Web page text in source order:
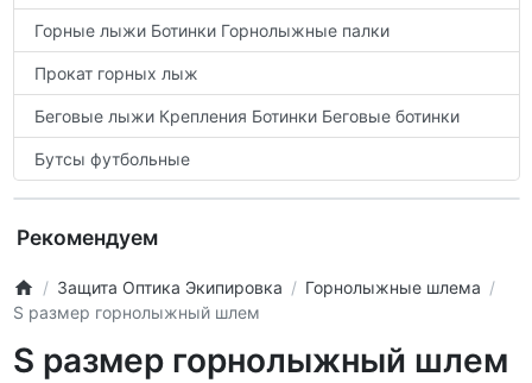
Горные лыжи Ботинки Горнолыжные палки
Прокат горных лыж
Беговые лыжи Крепления Ботинки Беговые ботинки
Бутсы футбольные
Рекомендуем
Защита Оптика Экипировка
Горнолыжные шлема
S размер горнолыжный шлем
S размер горнолыжный шлем